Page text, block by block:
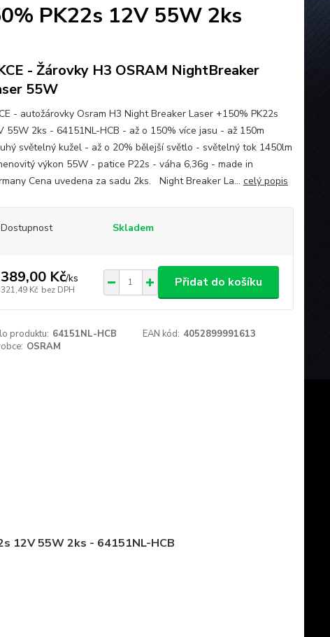
PK22s 12V 55W 2ks
- Žárovky H3 OSRAM NightBreaker
55W
- autožárovky Osram H3 Night Breaker Laser +150% PK22s
55W 2ks - 64151NL-HCB - až o 150% více jasu - až 150m
světelný kužel - až o 20% bělejší světlo - světelný tok 1450lm
výkon 55W - patice P22s - váha 6,36g - made in
Cena uvedena za sadu 2ks. Night Breaker La... celý popis
Dostupnost Skladem
389,00 Kč/ks
321,49 Kč bez DPH
Přidat do košíku
produktu: 64151NL-HCB EAN kód: 4052899991613
OSRAM
12V 55W 2ks - 64151NL-HCB